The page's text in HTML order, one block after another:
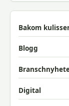
Bakom
Blogg
Digital